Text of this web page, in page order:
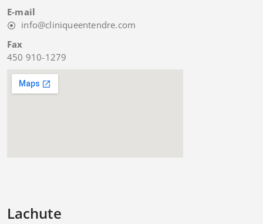
E-mail
info@cliniqueentendre.com
Fax
450 910-1279
Lachute